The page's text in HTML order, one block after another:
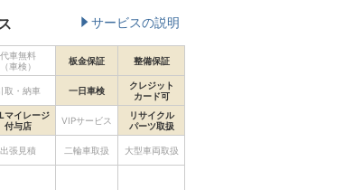
サービスの説明
代車無料
（車検）
板金保証 整備保証
取・納車 一日車検
クレジット
カード可
マイレージ
付与店
VIPサービス
リサイクル
パーツ取扱
出張見積 二輪車取扱 大型車両取扱